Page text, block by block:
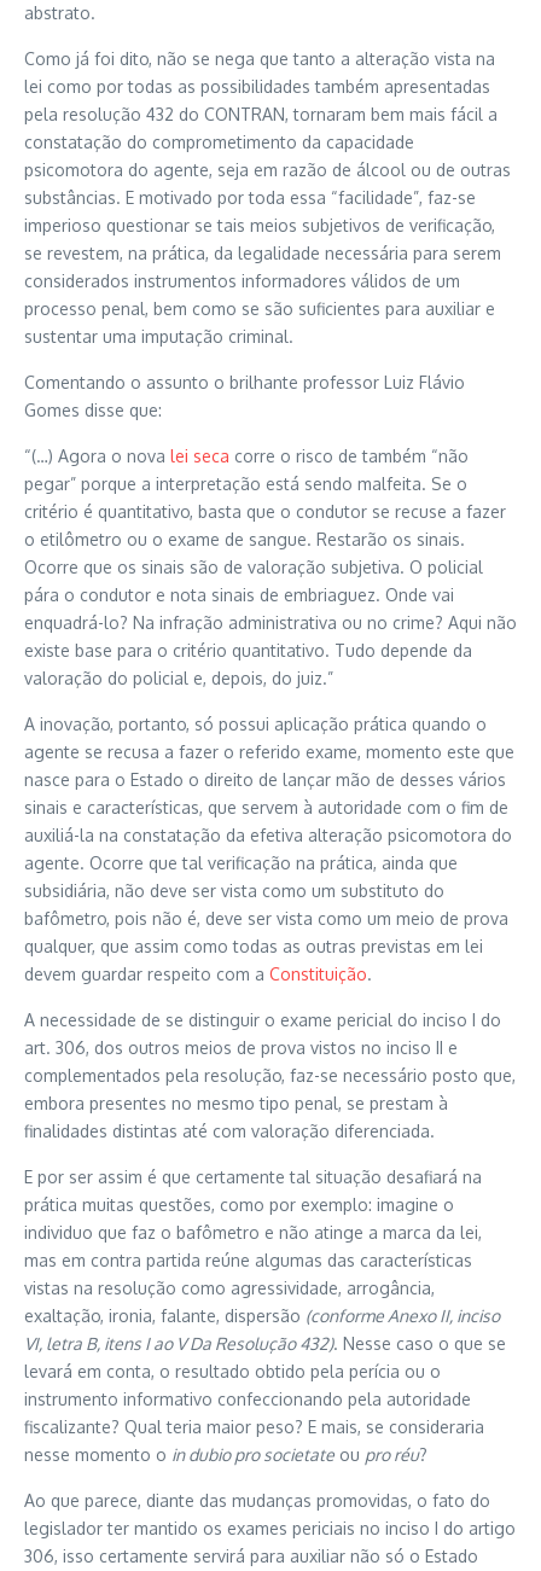
abstrato.
Como já foi dito, não se nega que tanto a alteração vista na
lei como por todas as possibilidades também apresentadas
pela resolução 432 do CONTRAN, tornaram bem mais fácil a
constatação do comprometimento da capacidade
psicomotora do agente, seja em razão de álcool ou de outras
substâncias. E motivado por toda essa “facilidade”, faz-se
imperioso questionar se tais meios subjetivos de verificação,
se revestem, na prática, da legalidade necessária para serem
considerados instrumentos informadores válidos de um
processo penal, bem como se são suficientes para auxiliar e
sustentar uma imputação criminal.
Comentando o assunto o brilhante professor Luiz Flávio
Gomes disse que:
“(…) Agora o nova lei seca corre o risco de também “não
pegar” porque a interpretação está sendo malfeita. Se o
critério é quantitativo, basta que o condutor se recuse a fazer
o etilômetro ou o exame de sangue. Restarão os sinais.
Ocorre que os sinais são de valoração subjetiva. O policial
pára o condutor e nota sinais de embriaguez. Onde vai
enquadrá-lo? Na infração administrativa ou no crime? Aqui não
existe base para o critério quantitativo. Tudo depende da
valoração do policial e, depois, do juiz.”
A inovação, portanto, só possui aplicação prática quando o
agente se recusa a fazer o referido exame, momento este que
nasce para o Estado o direito de lançar mão de desses vários
sinais e características, que servem à autoridade com o fim de
auxiliá-la na constatação da efetiva alteração psicomotora do
agente. Ocorre que tal verificação na prática, ainda que
subsidiária, não deve ser vista como um substituto do
bafômetro, pois não é, deve ser vista como um meio de prova
qualquer, que assim como todas as outras previstas em lei
devem guardar respeito com a Constituição.
A necessidade de se distinguir o exame pericial do inciso I do
art. 306, dos outros meios de prova vistos no inciso II e
complementados pela resolução, faz-se necessário posto que,
embora presentes no mesmo tipo penal, se prestam à
finalidades distintas até com valoração diferenciada.
E por ser assim é que certamente tal situação desafiará na
prática muitas questões, como por exemplo: imagine o
individuo que faz o bafômetro e não atinge a marca da lei,
mas em contra partida reúne algumas das características
vistas na resolução como agressividade, arrogância,
exaltação, ironia, falante, dispersão (conforme Anexo II, inciso
VI, letra B, itens I ao VDa Resolução 432). Nesse caso o que se
levará em conta, o resultado obtido pela perícia ou o
instrumento informativo confeccionando pela autoridade
fiscalizante? Qual teria maior peso? E mais, se consideraria
nesse momento o in dubio pro societate ou pro réu?
Ao que parece, diante das mudanças promovidas, o fato do
legislador ter mantido os exames periciais no inciso I do artigo
306, isso certamente servirá para auxiliar não só o Estado